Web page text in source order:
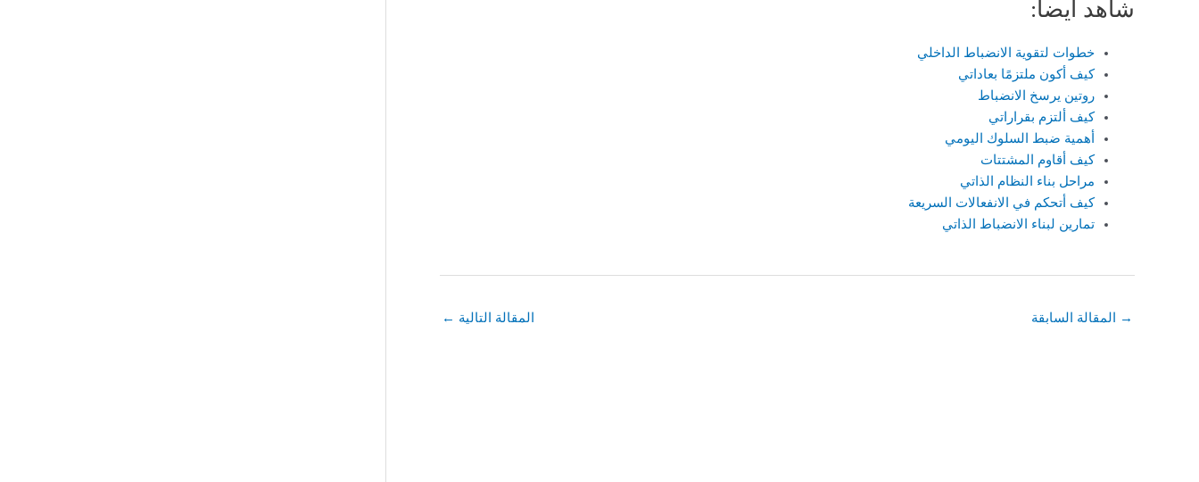
شاهد أيضاً:
خطوات لتقوية الانضباط الداخلي
كيف أكون ملتزمًا بعاداتي
روتين يرسخ الانضباط
كيف ألتزم بقراراتي
أهمية ضبط السلوك اليومي
كيف أقاوم المشتتات
مراحل بناء النظام الذاتي
كيف أتحكم في الانفعالات السريعة
تمارين لبناء الانضباط الذاتي
→ المقالة السابقة المقالة التالية ←